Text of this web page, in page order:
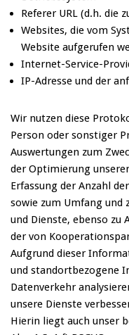
Referer URL (d.h. die
Websites, die vom
Website aufgerufen
Internet-Service-
IP-Adresse und der
Wir nutzen diese
Person oder sonstiger
Auswertungen zum
der Optimierung
Erfassung der Anzahl
sowie zum Umfang und
und Dienste, ebenso zu
der von
Aufgrund dieser
und standortbezogene
Datenverkehr
unsere Dienste
Hierin liegt auch unser